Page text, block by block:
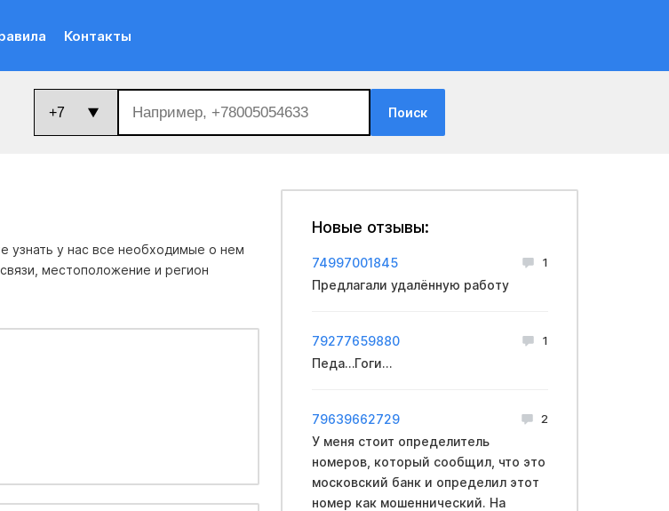
Контакты
Поиск
узнать у нас все необходимые о нем
местоположение и регион
Новые отзывы:
74997001845 1
Предлагали удалённую работу
79277659880 1
Педа…Гоги…
79639662729 2
У меня стоит определитель
номеров, который сообщил, что это
московский банк и определил этот
номер как мошеннический. На